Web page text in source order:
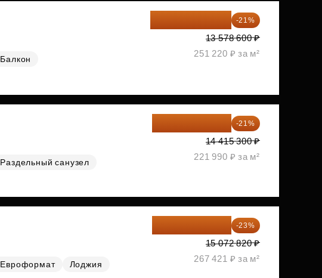
Балкон
-21%
13 578 600 ₽
251 220 ₽ за м²
Раздельный санузел
-21%
14 415 300 ₽
221 990 ₽ за м²
Евроформат
Лоджия
-23%
15 072 820 ₽
267 421 ₽ за м²